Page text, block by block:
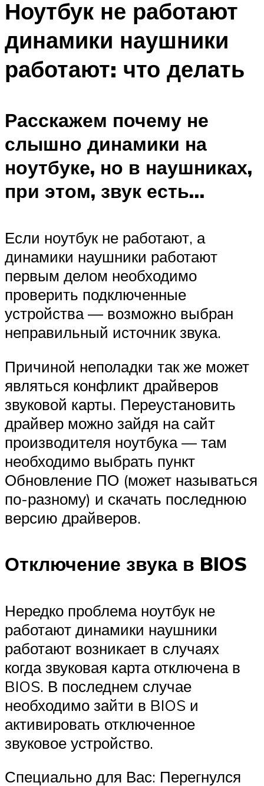
Ноутбук не работают
динамики наушники
работают: что делать
Расскажем почему не
слышно динамики на
ноутбуке, но в наушниках,
при этом, звук есть…
Если ноутбук не работают, а
динамики наушники работают
первым делом необходимо
проверить подключенные
устройства — возможно выбран
неправильный источник звука.
Причиной неполадки так же может
являться конфликт драйверов
звуковой карты. Переустановить
драйвер можно зайдя на сайт
производителя ноутбука — там
необходимо выбрать пункт
Обновление ПО (может называться
по-разному) и скачать последнюю
версию драйверов.
Отключение звука в BIOS
Нередко проблема ноутбук не
работают динамики наушники
работают возникает в случаях
когда звуковая карта отключена в
BIOS. В последнем случае
необходимо зайти в BIOS и
активировать отключенное
звуковое устройство.
Специально для Вас: Перегнулся